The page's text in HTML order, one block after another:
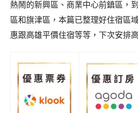
熱鬧的新興區、商業中心前鎮區，
區和旗津區，本篇已整理好住宿區
惠跟高雄平價住宿等等，下次安排